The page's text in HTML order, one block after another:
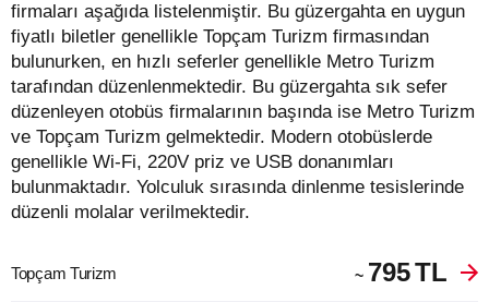
firmaları aşağıda listelenmiştir. Bu güzergahta en uygun
fiyatlı biletler genellikle Topçam Turizm firmasından
bulunurken, en hızlı seferler genellikle Metro Turizm
tarafından düzenlenmektedir. Bu güzergahta sık sefer
düzenleyen otobüs firmalarının başında ise Metro Turizm
ve Topçam Turizm gelmektedir. Modern otobüslerde
genellikle Wi-Fi, 220V priz ve USB donanımları
bulunmaktadır. Yolculuk sırasında dinlenme tesislerinde
düzenli molalar verilmektedir.
Topçam Turizm ~ 795TL